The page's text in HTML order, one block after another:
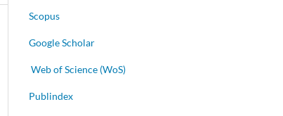
Scopus
Google Scholar
Web of Science (WoS)
Publindex